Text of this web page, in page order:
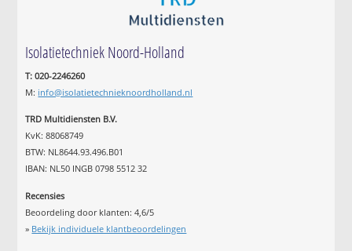
Isolatietechniek Noord-Holland
T: 020-2246260
M: info@isolatietechnieknoordholland.nl
TRD Multidiensten B.V.
KvK: 88068749
BTW: NL8644.93.496.B01
IBAN: NL50 INGB 0798 5512 32
Recensies
Beoordeling door klanten:4,6/5
» Bekijk individuele klantbeoordelingen